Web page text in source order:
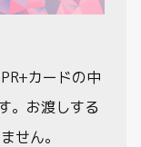
カードの中
。お渡しする
せん。